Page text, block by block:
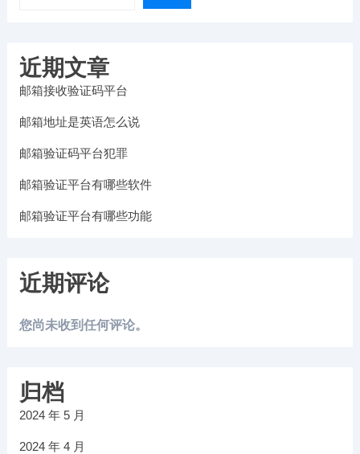
近期文章
邮箱接收验证码平台
邮箱地址是英语怎么说
邮箱验证码平台犯罪
邮箱验证平台有哪些软件
邮箱验证平台有哪些功能
近期评论
您尚未收到任何评论。
归档
2024 年 5 月
2024 年 4 月